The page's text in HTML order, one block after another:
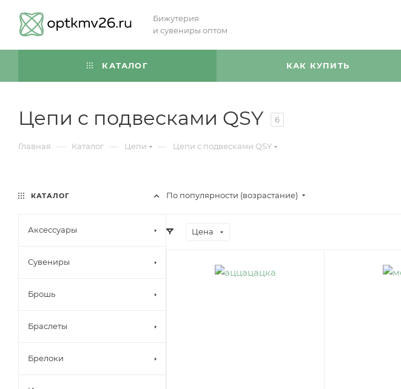
Бижутерия
и сувениры оптом
КАТАЛОГ КАК КУПИТЬ
Цепи с подвесками QSY 6
Главная — Каталог — Цепи — Цепи с подвесками QSY
По популярности (возрастание)
Цена
КАТАЛОГ
Аксессуары
Сувениры
Брошь
Браслеты
Брелоки